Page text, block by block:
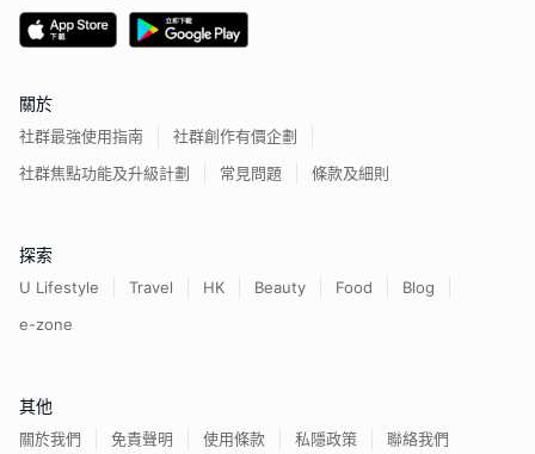
關於
社群最強使用指南
社群創作有價企劃
社群焦點功能及升級計劃
常見問題 條款及細則
探索
U Lifestyle Travel HK Beauty Food
Blog
e-zone
其他
關於我們 免責聲明 使用條款 私隱政策 聯絡我們